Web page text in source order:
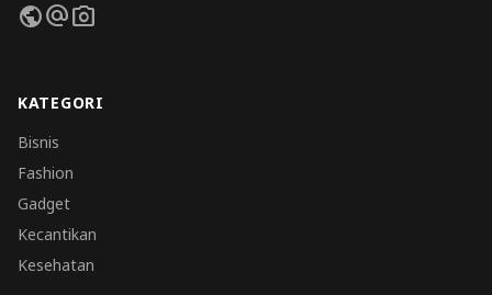
publicalternate_emailphoto_camera
KATEGORI
Bisnis
Fashion
Gadget
Kecantikan
Kesehatan